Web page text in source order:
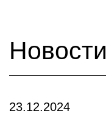
Новости
23.12.2024